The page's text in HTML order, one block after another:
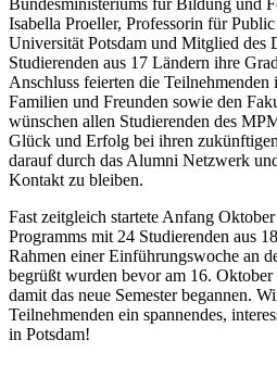
Isabella Proeller, Professorin für
Universität Potsdam und Mitglied des
Studierenden aus 17 Ländern ihre
Anschluss feierten die
Familien und Freunden sowie den
wünschen allen Studierenden des
Glück und Erfolg bei ihren
darauf durch das Alumni Netzwerk
Kontakt zu bleiben.
Fast zeitgleich startete Anfang
Programms mit 24 Studierenden aus
Rahmen einer Einführungswoche an
begrüßt wurden bevor am 16.
damit das neue Semester begannen.
Teilnehmenden ein spannendes,
in Potsdam!